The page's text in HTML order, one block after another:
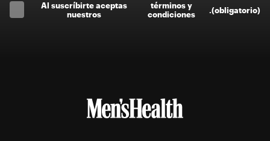
Al suscríbirte aceptas
nuestros
términos y
condiciones
(obligatorio)